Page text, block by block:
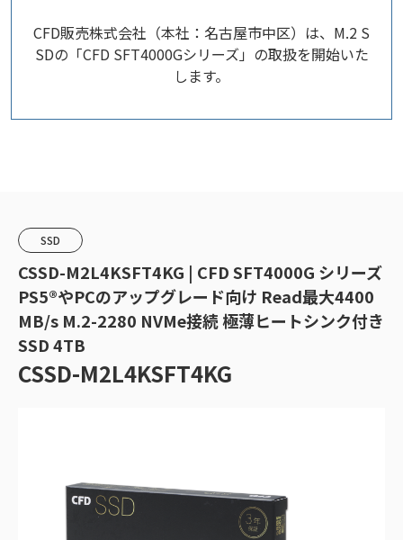
CFD販売株式会社（本社：名古屋市中区）は、M.2 S
SDの「CFD SFT4000Gシリーズ」の取扱を開始いた
します。
SSD
CSSD-M2L4KSFT4KG | CFD SFT4000G シリーズ
PS5®やPCのアップグレード向け Read最大4400
MB/s M.2-2280 NVMe接続 極薄ヒートシンク付き
SSD 4TB
CSSD-M2L4KSFT4KG